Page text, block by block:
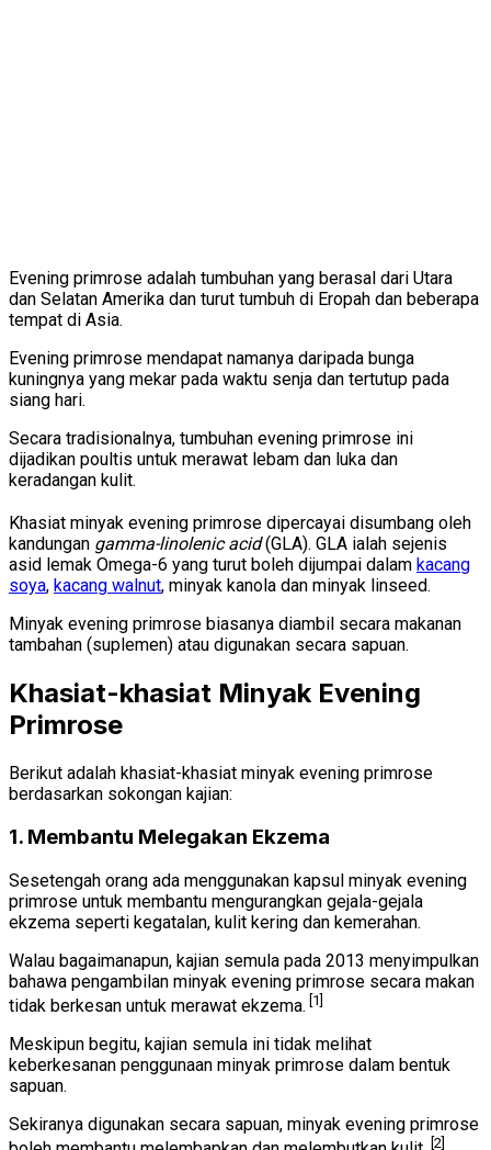
Evening primrose adalah tumbuhan yang berasal dari Utara
dan Selatan Amerika dan turut tumbuh di Eropah dan beberapa
tempat di Asia.
Evening primrose mendapat namanya daripada bunga
kuningnya yang mekar pada waktu senja dan tertutup pada
siang hari.
Secara tradisionalnya, tumbuhan evening primrose ini
dijadikan poultis untuk merawat lebam dan luka dan
keradangan kulit.
Khasiat minyak evening primrose dipercayai disumbang oleh
kandungan gamma-linolenic acid(GLA). GLA ialah sejenis
asid lemak Omega-6 yang turut boleh dijumpai dalam kacang
soya, kacang walnut, minyak kanola dan minyak linseed.
Minyak evening primrose biasanya diambil secara makanan
tambahan (suplemen) atau digunakan secara sapuan.
Khasiat-khasiat Minyak Evening
Primrose
Berikut adalah khasiat-khasiat minyak evening primrose
berdasarkan sokongan kajian:
1. Membantu Melegakan Ekzema
Sesetengah orang ada menggunakan kapsul minyak evening
primrose untuk membantu mengurangkan gejala-gejala
ekzema seperti kegatalan, kulit kering dan kemerahan.
Walau bagaimanapun, kajian semula pada 2013 menyimpulkan
bahawa pengambilan minyak evening primrose secara makan
tidak berkesan untuk merawat ekzema. [1]
Meskipun begitu, kajian semula ini tidak melihat
keberkesanan penggunaan minyak primrose dalam bentuk
sapuan.
Sekiranya digunakan secara sapuan, minyak evening primrose
[2]